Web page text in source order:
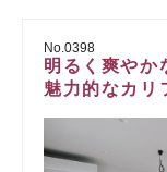
No.0398
明るく爽やか
魅力的なカリ